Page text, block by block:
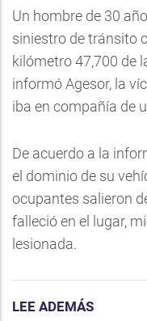
Un hombre de 30
siniestro de tránsito
kilómetro 47,700 de
informó Agesor, la
iba en compañía de
De acuerdo a la
el dominio de su
ocupantes salieron
falleció en el lugar,
lesionada.
LEE ADEMÁS